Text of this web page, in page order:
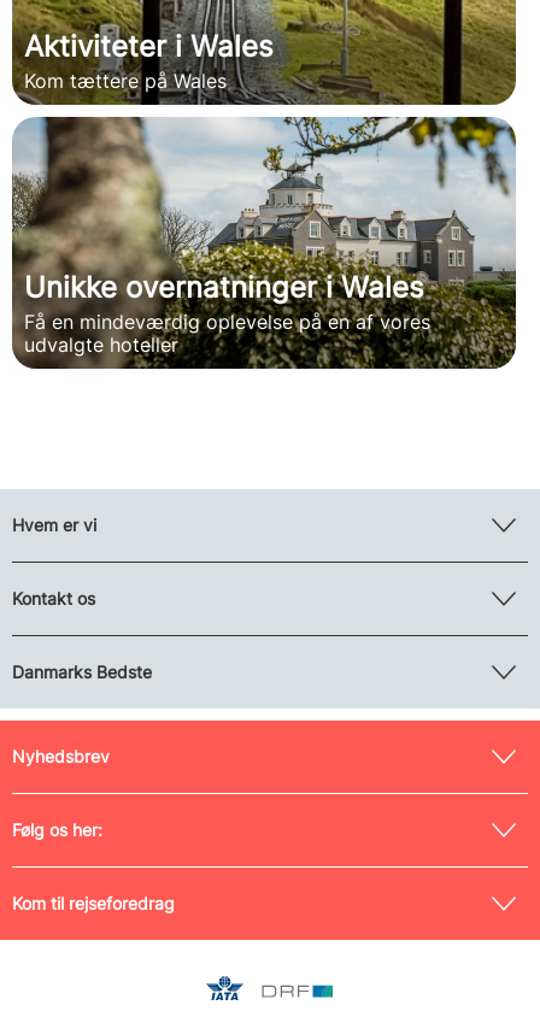
Aktiviteter i Wales
Kom tættere på Wales
Unikke overnatninger i Wales
Få en mindeværdig oplevelse på en af vores
udvalgte hoteller
Hvem er vi
Kontakt os
Danmarks Bedste
Nyhedsbrev
Følg os her:
Kom til rejseforedrag